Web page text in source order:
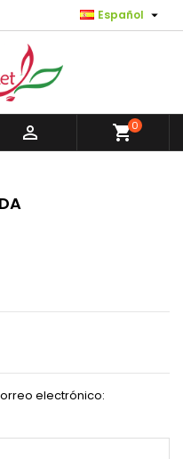
Español 
 shopping_cart0
electrónico:
×
×
((modalDeleteText))
×
×
productos en su
Iniciar sesión